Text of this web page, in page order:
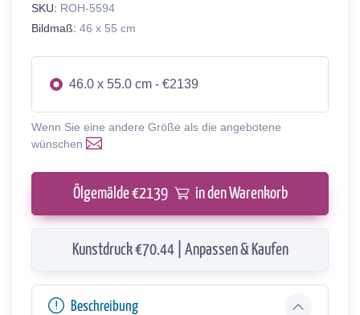
SKU: ROH-5594
Bildmaß: 46 x 55 cm
46.0 x 55.0 cm - €2139
Wenn Sie eine andere Größe als die angebotene
wünschen
Ölgemälde €2139 in den Warenkorb
Kunstdruck €70.44 | Anpassen & Kaufen
Beschreibung